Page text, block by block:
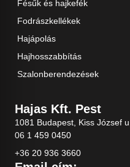
Fésűk és hajkefék
Fodrászkellékek
Hajápolás
Hajhosszabbítás
Szalonberendezések
Hajas Kft. Pest
1081 Budapest, Kiss József
06 1 459 0450
+36 20 936 3660